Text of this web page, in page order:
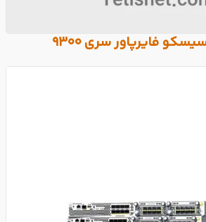
فایرپاور سری 9300